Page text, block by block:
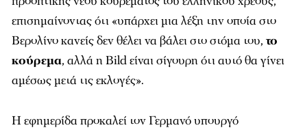
επισημαίνοντας ότι «υπάρχει μια λέξη την οποία στο
Βερολίνο κανείς δεν θέλει να βάλει στο στόμα του, το
κούρεμα, αλλά η Bild είναι σίγουρη ότι αυτό θα γίνει
αμέσως μετά τις εκλογές».
Η εφημερίδα προκαλεί τον Γερμανό υπουργό